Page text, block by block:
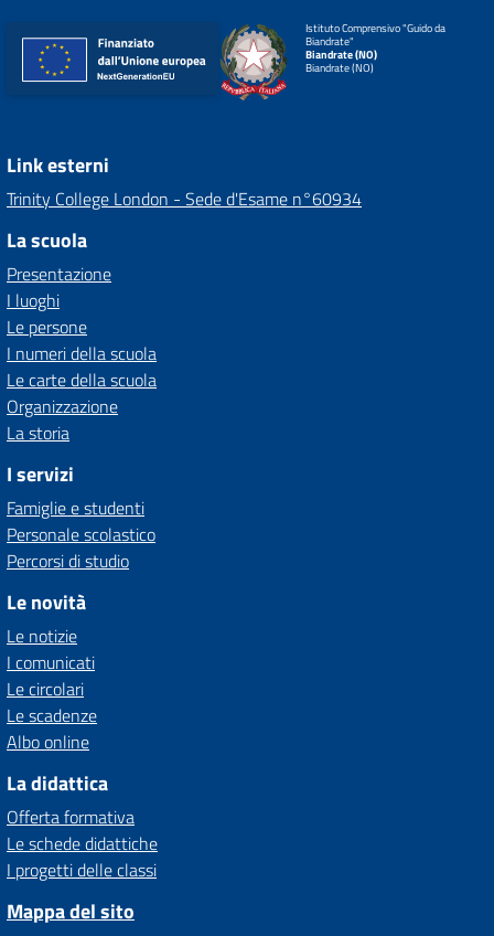
Istituto Comprensivo "Guido da
Biandrate"
Biandrate (NO)
Biandrate (NO)
Link esterni
Trinity College London - Sede d'Esame n°60934
La scuola
Presentazione
I luoghi
Le persone
I numeri della scuola
Le carte della scuola
Organizzazione
La storia
I servizi
Famiglie e studenti
Personale scolastico
Percorsi di studio
Le novità
Le notizie
I comunicati
Le circolari
Le scadenze
Albo online
La didattica
Offerta formativa
Le schede didattiche
I progetti delle classi
Mappa del sito